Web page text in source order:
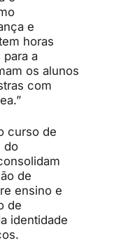
e
horas
a
os alunos
com
curso de
do
de
ensino e
de
identidade